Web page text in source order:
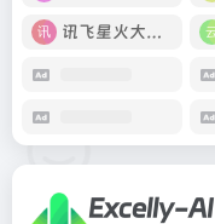
讯飞星火大模型
Excelly-AI